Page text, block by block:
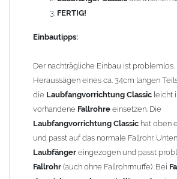
Material:Zink(Titanzink)
Korbgröße (Höhe / Durchmesser):
Gewicht: 1,30 kg
Allgemeine Hinweise / Informationen:
Bei allen Angaben von"Zink"handelt es
Titanzink ist eine Legierung aus Zink
Spurenelementen von Titan und Kupfer.
Legierungsbestandteile ändern sich die
und das Titanzinkblech kann dadurch
FERTIG!
Einbautipps:
Der nachträgliche Einbau ist
Heraussägen eines ca. 34cm langen
die Laubfangvorrichtung Classic leicht
vorhandene Fallrohre einsetzen. Die
Laubfangvorrichtung Classic hat oben
und passt auf das normale Fallrohr.
Laubfänger eingezogen und passt
Fallrohr (auch ohne Fallrohrmuffe). Bei